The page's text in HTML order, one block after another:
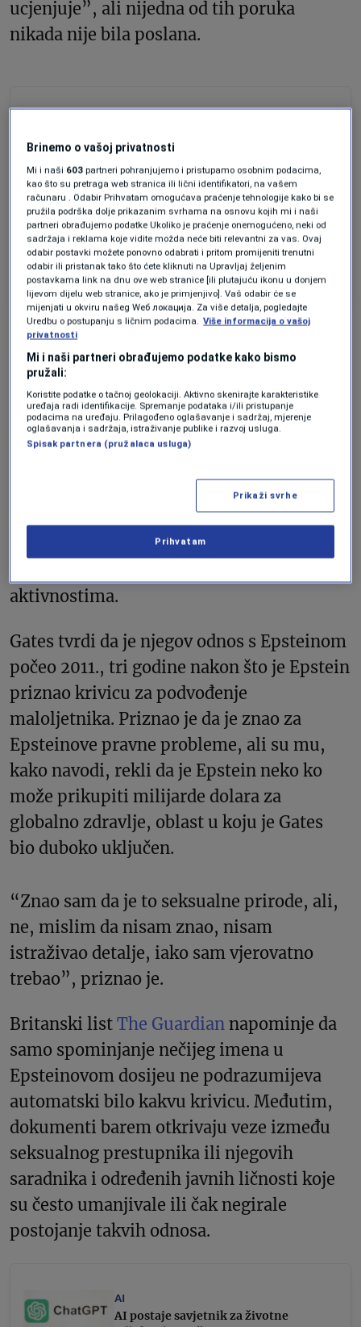
ucjenjuje”, ali nijedna od tih poruka
nikada nije bila poslana.
Bill Gates i Jeffrey Epstein: Šta
znamo o njihovoj povezanosti
uoči svjedočenja milijardera
Forbes
AKTUELNOSTI
Novi Epsteinovi dosijei: Optužbe
protiv Billa Gatesa, Elon Musk
pita o ‘najluđoj zabavi’
Forbes
Sedamdesetogodišnji Gates je na dan
svjedočenja objavio uvodne napomene u
kojima je naveo da nikada nije bio svjestan
Epsteinovog kriminalnog ponašanja i da
nikoga nije viktimizovao. Krajem februara,
njegove veze s Epsteinom bile velika
greška, priznavši vanbračne afere s dvije
Ruskinje, ali je negirao bilo kakvu
aktivnostima.
Gates tvrdi da je njegov odnos s Epsteinom
počeo 2011., tri godine nakon što je Epstein
priznao krivicu za podvođenje
maloljetnika. Priznao je da je znao za
Epsteinove pravne probleme, ali su mu,
kako navodi, rekli da je Epstein neko ko
može prikupiti milijarde dolara za
globalno zdravlje, oblast u koju je Gates
bio duboko uključen.
“Znao sam da je to seksualne prirode, ali,
ne, mislim da nisam znao, nisam
istraživao detalje, iako sam vjerovatno
trebao”, priznao je.
Britanski list The Guardian napominje da
samo spominjanje nečijeg imena u
Epsteinovom dosijeu ne podrazumijeva
automatski bilo kakvu krivicu. Međutim,
dokumenti barem otkrivaju veze između
seksualnog prestupnika ili njegovih
saradnika i određenih javnih ličnosti koje
su često umanjivale ili čak negirale
postojanje takvih odnosa.
AI
AI postaje savjetnik za životne
Brinemo o vašoj privatnosti
Mi i naši 603 partneri pohranjujemo i pristupamo osobnim podacima,
kao što su pretraga web stranica ili lični identifikatori, na vašem
računaru . Odabir Prihvatam omogućava praćenje tehnologije kako bi se
pružila podrška dolje prikazanim svrhama na osnovu kojih mi i naši
partneri obrađujemo podatke Ukoliko je praćenje onemogućeno, neki od
sadržaja i reklama koje vidite možda neće biti relevantni za vas. Ovaj
odabir postavki možete ponovno odabrati i pritom promijeniti trenutni
odabir ili pristanak tako što ćete kliknuti na Upravljaj željenim
postavkama link na dnu ove web stranice [ili plutajuću ikonu u donjem
lijevom dijelu web stranice, ako je primjenjivo]. Vaš odabir će se
mijenjati u okviru našeg Wеб локација. Za više detalja, pogledajte
Uredbu o postupanju s ličnim podacima. Više informacija o vašoj
privatnosti
Mi i naši partneri obrađujemo podatke kako bismo
pružali:
Koristite podatke o tačnoj geolokaciji. Aktivno skenirajte karakteristike
uređaja radi identifikacije. Spremanje podataka i/ili pristupanje
podacima na uređaju. Prilagođeno oglašavanje i sadržaj, mjerenje
oglašavanja i sadržaja, istraživanje publike i razvoj usluga.
Spisak partnera (pružalaca usluga)
Prikaži svrhe
Prihvatam